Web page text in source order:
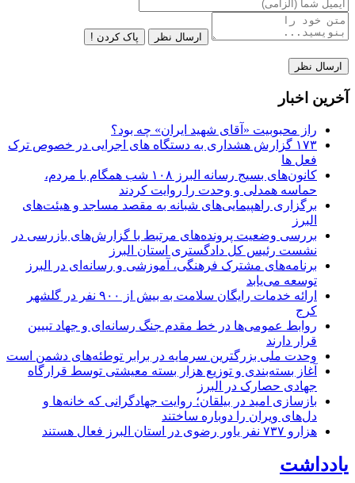
ارسال نظر پاک کردن !
آخرین اخبار
راز محبوبیت «آقای شهید ایران» چه بود؟
۱۷۳ گزارش هشداری به دستگاه های اجرایی در خصوص ترک
فعل ها
کانون‌های بسیج رسانه البرز ۱۰۸ شب همگام با مردم،
حماسه همدلی و وحدت را روایت کردند
برگزاری راهپیمایی‌های شبانه به مقصد مساجد و هیئت‌های
البرز
بررسی وضعیت پرونده‌های مرتبط با گزارش‌های بازرسی در
نشست رئیس کل دادگستری استان البرز
برنامه‌های مشترک فرهنگی، آموزشی و رسانه‌ای در البرز
توسعه می‌یابد
ارائه خدمات رایگان سلامت به بیش از ۹۰۰ نفر در گلشهر
کرج
روابط عمومی‌ها در خط مقدم جنگ رسانه‌ای و جهاد تبیین
قرار دارند
وحدت ملی بزرگترین سرمایه در برابر توطئه‌های دشمن است
آغاز بسته‌بندی و توزیع هزار بسته معیشتی توسط قرارگاه
جهادی حصارک در البرز
بازسازی امید در بیلقان؛ روایت جهادگرانی که خانه‌ها و
دل‌های ویران را دوباره ساختند
هزارو ۷۳۷ نفر یاور رضوی در استان البرز فعال هستند
یادداشت